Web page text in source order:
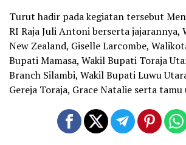
Turut hadir pada kegiatan tersebut
RI Raja Juli Antoni berserta jajarannya,
New Zealand, Giselle Larcombe,
Bupati Mamasa, Wakil Bupati Toraja
Branch Silambi, Wakil Bupati Luwu
Gereja Toraja, Grace Natalie serta tamu